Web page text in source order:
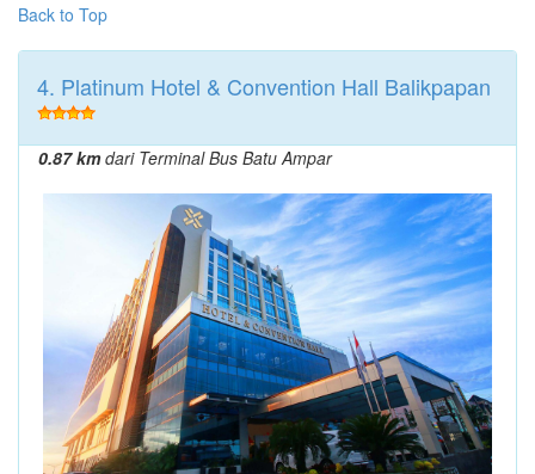
Back to Top
4. Platinum Hotel & Convention Hall Balikpapan
0.87 kmdari Terminal Bus Batu Ampar